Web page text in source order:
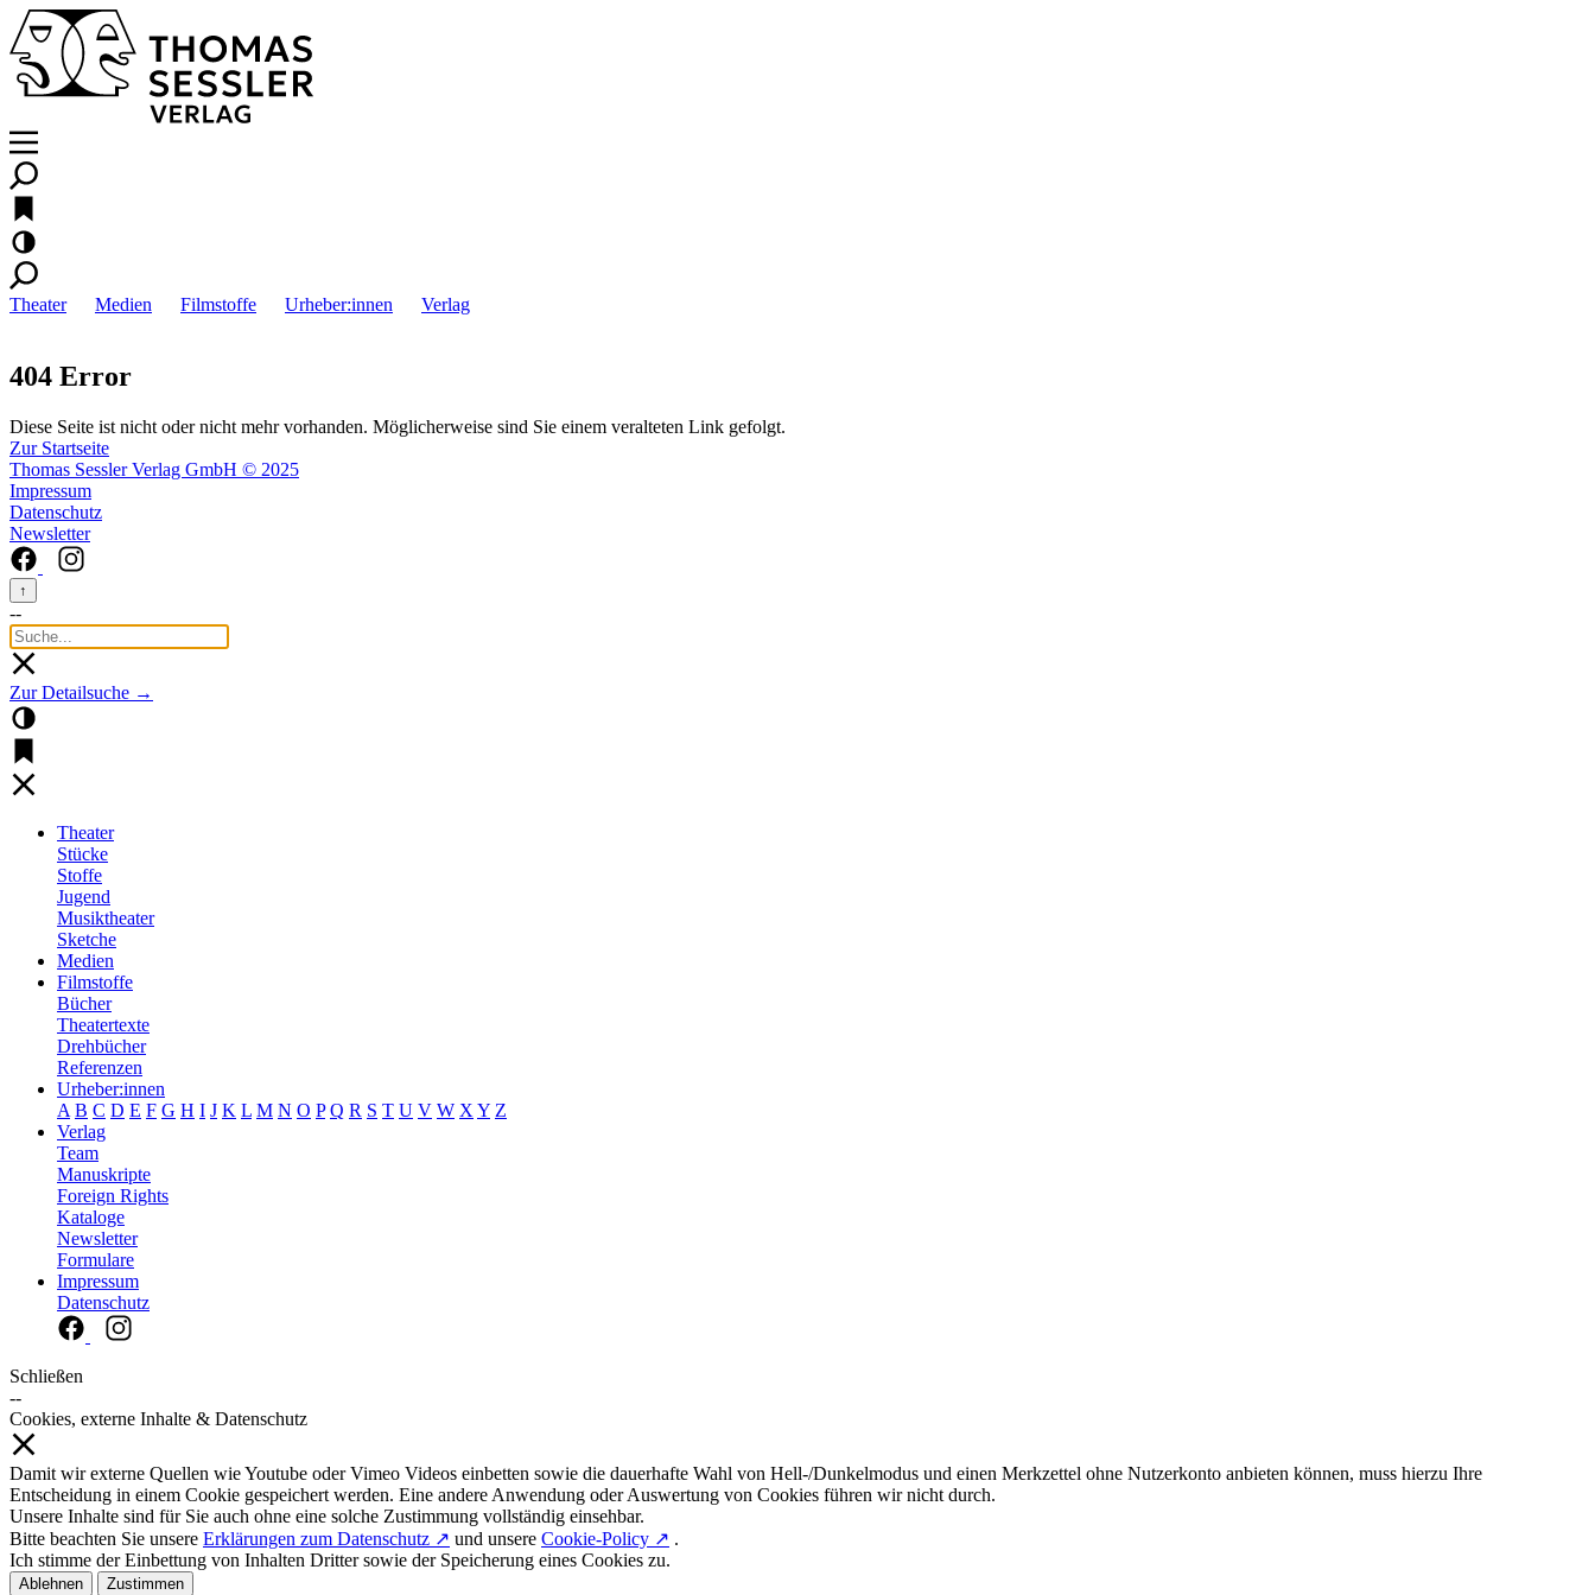
Theater Medien Filmstoffe Urheber:innen Verlag
404 Error
Diese Seite ist nicht oder nicht mehr vorhanden. Möglicherweise sind Sie einem veralteten Link gefolgt.
Zur Startseite
Thomas Sessler Verlag GmbH © 2025
Impressum
Datenschutz
Newsletter
↑
--
Zur Detailsuche →
Theater
Stücke
Stoffe
Jugend
Musiktheater
Sketche
Medien
Filmstoffe
Bücher
Theatertexte
Drehbücher
Referenzen
Urheber:innen
A B C D E F G H I J K L M N O P Q R S T U V W X Y Z
Verlag
Team
Manuskripte
Foreign Rights
Kataloge
Newsletter
Formulare
Impressum
Datenschutz
Schließen
--
Cookies, externe Inhalte & Datenschutz
Damit wir externe Quellen wie Youtube oder Vimeo Videos einbetten sowie die dauerhafte Wahl von Hell-/Dunkelmodus und einen Merkzettel ohne Nutzerkonto anbieten können, muss hierzu Ihre
Entscheidung in einem Cookie gespeichert werden. Eine andere Anwendung oder Auswertung von Cookies führen wir nicht durch.
Unsere Inhalte sind für Sie auch ohne eine solche Zustimmung vollständig einsehbar.
Bitte beachten Sie unsere Erklärungen zum Datenschutz ↗ und unsere Cookie-Policy ↗ .
Ich stimme der Einbettung von Inhalten Dritter sowie der Speicherung eines Cookies zu.
Ablehnen Zustimmen